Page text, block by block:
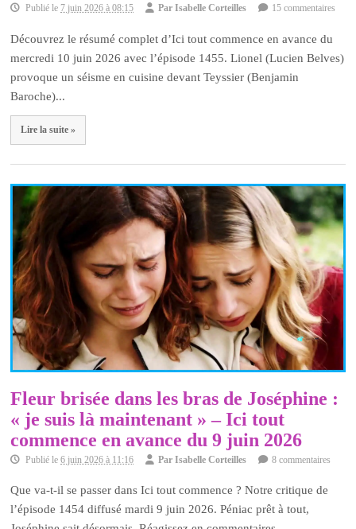
Publié le 7 juin 2026 à 08:15 ParIsabelle Corteilles 15 commentaires
Découvrez le résumé complet d’Ici tout commence en avance du
mercredi 10 juin 2026 avec l’épisode 1455. Lionel (Lucien Belves)
provoque un séisme en cuisine devant Teyssier (Benjamin
Baroche)...
Lire la suite »
Fleur brisée dans les bras de Joséphine :
« je suis là maintenant » – Ici tout
commence en avance du 9 juin 2026
Publié le6 juin 2026 à 11:16 ParIsabelle Corteilles 8 commentaires
Que va-t-il se passer dans Ici tout commence ? Notre critique de
l’épisode 1454 diffusé mardi 9 juin 2026. Péniac prêt à tout,